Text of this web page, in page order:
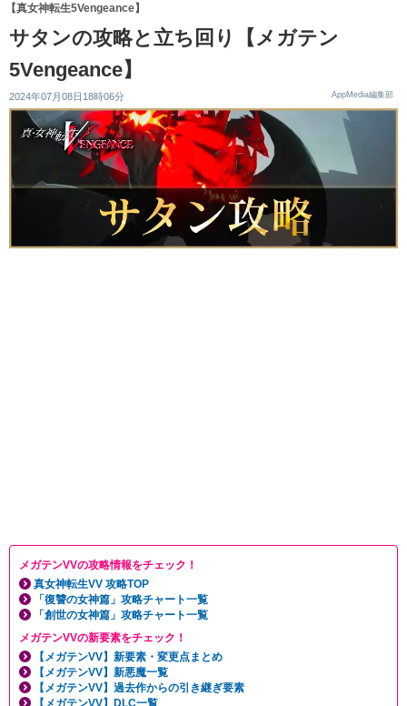
【真女神転生5Vengeance】
サタンの攻略と立ち回り【メガテン
5Vengeance】
2024年07月08日18時06分 AppMedia編集部
メガテンVVの攻略情報をチェック！
真女神転生VV 攻略TOP
「復讐の女神篇」攻略チャート一覧
「創世の女神篇」攻略チャート一覧
メガテンVVの新要素をチェック！
【メガテンVV】新要素・変更点まとめ
【メガテンVV】新悪魔一覧
【メガテンVV】過去作からの引き継ぎ要素
【メガテンVV】DLC一覧